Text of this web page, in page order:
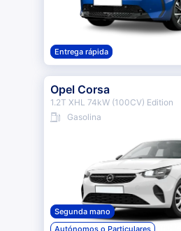
Entrega rápida
Opel Corsa
1.2T XHL 74kW (100CV) Edition
Gasolina
Segunda mano
Autónomos o Particulares